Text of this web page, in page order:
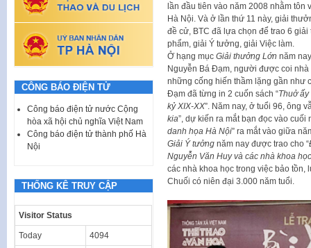
lần đầu tiên vào năm 2008 nhằm tôn
Hà Nội. Và ở lần thứ 11 này, giải
đề cử, BTC đã lựa chọn để trao 6
phẩm, giải Ý tưởng, giải Việc làm.
Ở hạng mục Giải thưởng Lớn năm
Nguyễn Bá Đạm, người được coi
những cống hiến thầm lặng gần như
Đạm đã từng in 2 cuốn sách “Thuở ấy
kỷ XIX-XX”. Năm nay, ở tuổi 96, ông
kia”, dự kiến ra mắt bạn đọc vào cuối
danh họa Hà Nội” ra mắt vào giữa
Giải Ý tưởngnăm nay được trao cho “
Nguyễn Văn Huy và các nhà khoa học
các nhà khoa học trong việc bảo
Chuối có niên đại 3.000 năm tuổi.
CÔNG BÁO ĐIỆN TỬ
Công báo điện tử nước Cộng
hòa xã hội chủ nghĩa Việt Nam
Công báo điện tử thành phố Hà
Nội
THỐNG KÊ TRUY CẬP
Visitor Status
Today 4094